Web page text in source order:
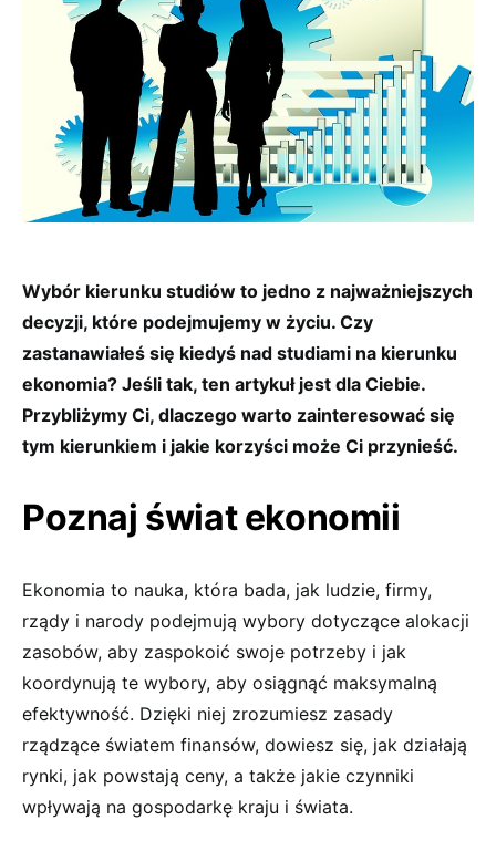
Wybór kierunku studiów to jedno z najważniejszych
decyzji, które podejmujemy w życiu. Czy
zastanawiałeś się kiedyś nad studiami na kierunku
ekonomia? Jeśli tak, ten artykuł jest dla Ciebie.
Przybliżymy Ci, dlaczego warto zainteresować się
tym kierunkiem i jakie korzyści może Ci przynieść.
Poznaj świat ekonomii
Ekonomia to nauka, która bada, jak ludzie, firmy,
rządy i narody podejmują wybory dotyczące alokacji
zasobów, aby zaspokoić swoje potrzeby i jak
koordynują te wybory, aby osiągnąć maksymalną
efektywność. Dzięki niej zrozumiesz zasady
rządzące światem finansów, dowiesz się, jak działają
rynki, jak powstają ceny, a także jakie czynniki
wpływają na gospodarkę kraju i świata.